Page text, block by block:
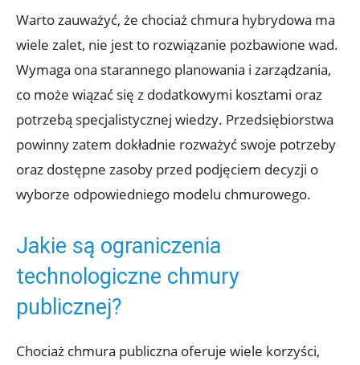
Warto zauważyć, ⁤że chociaż chmura hybrydowa ma
wiele zalet, ⁤nie jest to rozwiązanie pozbawione wad.‍
Wymaga ona starannego planowania ⁤i zarządzania,⁣
co może wiązać się z⁢ dodatkowymi ‌kosztami oraz
potrzebą specjalistycznej wiedzy. ‌Przedsiębiorstwa
powinny zatem dokładnie rozważyć swoje potrzeby
oraz​ dostępne⁣ zasoby przed podjęciem⁣ decyzji o
wyborze odpowiedniego ⁢modelu chmurowego.
Jakie są⁣ ograniczenia
technologiczne chmury⁣
publicznej?
Chociaż⁤ chmura publiczna oferuje wiele korzyści,